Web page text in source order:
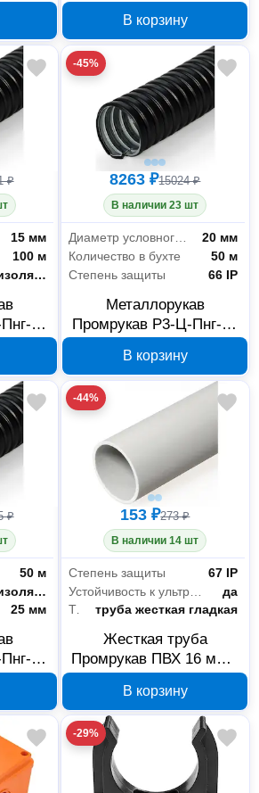
31-32 мм PR08.2795
В корзину
₽
15 мм
100 м
металлорукав в изоляции
15
-45%
8263 ₽15024 ₽
В наличии 23 шт
Диаметр условного прохода
20 мм
Количество в бухте
50 м
Степень защиты
66 IP
Металлорукав
Промрукав Р3-Ц-Пнг-20
PR.08203
В корзину
₽
50 м
металлорукав в изоляции
25 мм
25
-44%
153 ₽273 ₽
В наличии 14 шт
Степень защиты
67 IP
Устойчивость к ультрафиолету
да
Тип
труба жесткая гладкая
Жесткая труба
Промрукав ПВХ 16 мм 3
В корзину
-29%